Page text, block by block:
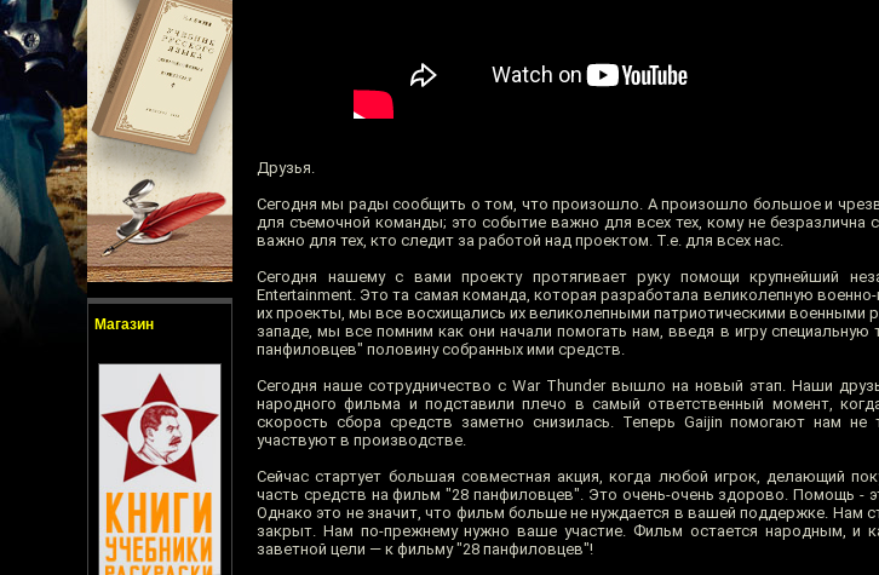
Магазин
Друзья.
Сегодня мы рады сообщить о том, что произошло. А произошло большое и
для съемочной команды; это событие важно для всех тех, кому не безразлична
важно для тех, кто следит за работой над проектом. Т.е. для всех нас.
Сегодня нашему с вами проекту протягивает руку помощи крупнейший
Entertainment. Это та самая команда, которая разработала великолепную
их проекты, мы все восхищались их великолепными патриотическими военными
западе, мы все помним как они начали помогать нам, введя в игру специальную
панфиловцев" половину собранных ими средств.
Сегодня наше сотрудничество с War Thunder вышло на новый этап. Наши
народного фильма и подставили плечо в самый ответственный момент,
скорость сбора средств заметно снизилась. Теперь Gaijin помогают нам не
участвуют в производстве.
Сейчас стартует большая совместная акция, когда любой игрок, делающий
часть средств на фильм "28 панфиловцев". Это очень-очень здорово. Помощь -
Однако это не значит, что фильм больше не нуждается в вашей поддержке. Нам
закрыт. Нам по-прежнему нужно ваше участие. Фильм остается народным,
заветной цели — к фильму "28 панфиловцев"!